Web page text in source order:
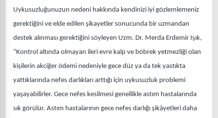
Uykusuzluğunuzun nedeni hakkında kendinizi iyi gözlemlemeniz
gerektiğini ve elde edilen şikayetler sonucunda bir uzmandan
destek alınması gerektiğini söyleyen Uzm. Dr. Merda Erdemir Işık,
“Kontrol altında olmayan ileri evre kalp ve böbrek yetmezliği olan
kişilerin akciğer ödemi nedeniyle gece düz ya da tek yastıkta
yattıklarında nefes darlıkları arttığı için uykusuzluk problemi
yaşayabilirler. Gece nefes kesilmesi genellikle astım hastalarında
sık görülür. Astım hastalarının gece nefes darlığı şikâyetleri daha